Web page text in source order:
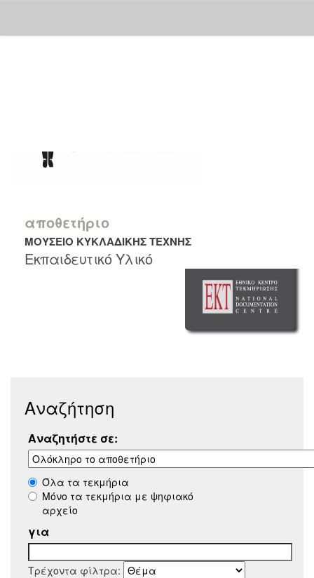
αποθετήριο
ΜΟΥΣΕΙΟ ΚΥΚΛΑΔΙΚΗΣ ΤΕΧΝΗΣ
Εκπαιδευτικό Υλικό
Αναζήτηση
Αναζητήστε σε:
Όλα τα τεκμήρια
Μόνο τα τεκμήρια με ψηφιακό
αρχείο
για
Τρέχοντα φίλτρα: